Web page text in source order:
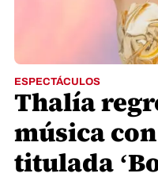
ESPECTÁCULOS
Thalía
música
titulada